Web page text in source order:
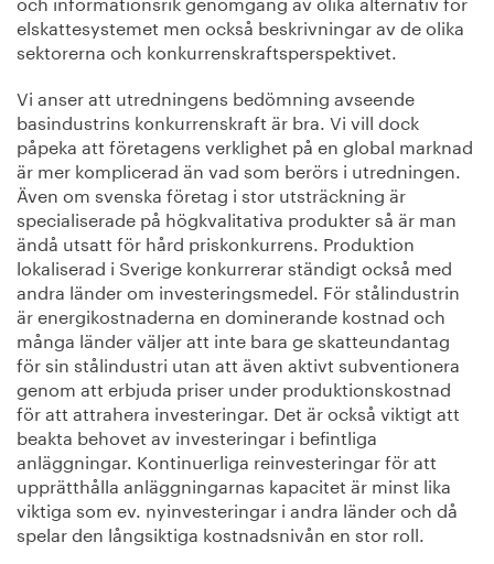
elskattesystemet men också beskrivningar av de olika
sektorerna och konkurrenskraftsperspektivet.
Vi anser att utredningens bedömning avseende
basindustrins konkurrenskraft är bra. Vi vill dock
påpeka att företagens verklighet på en global marknad
är mer komplicerad än vad som berörs i utredningen.
Även om svenska företag i stor utsträckning är
specialiserade på högkvalitativa produkter så är man
ändå utsatt för hård priskonkurrens. Produktion
lokaliserad i Sverige konkurrerar ständigt också med
andra länder om investeringsmedel. För stålindustrin
är energikostnaderna en dominerande kostnad och
många länder väljer att inte bara ge skatteundantag
för sin stålindustri utan att även aktivt subventionera
genom att erbjuda priser under produktionskostnad
för att attrahera investeringar. Det är också viktigt att
beakta behovet av investeringar i befintliga
anläggningar. Kontinuerliga reinvesteringar för att
upprätthålla anläggningarnas kapacitet är minst lika
viktiga som ev. nyinvesteringar i andra länder och då
spelar den långsiktiga kostnadsnivån en stor roll.